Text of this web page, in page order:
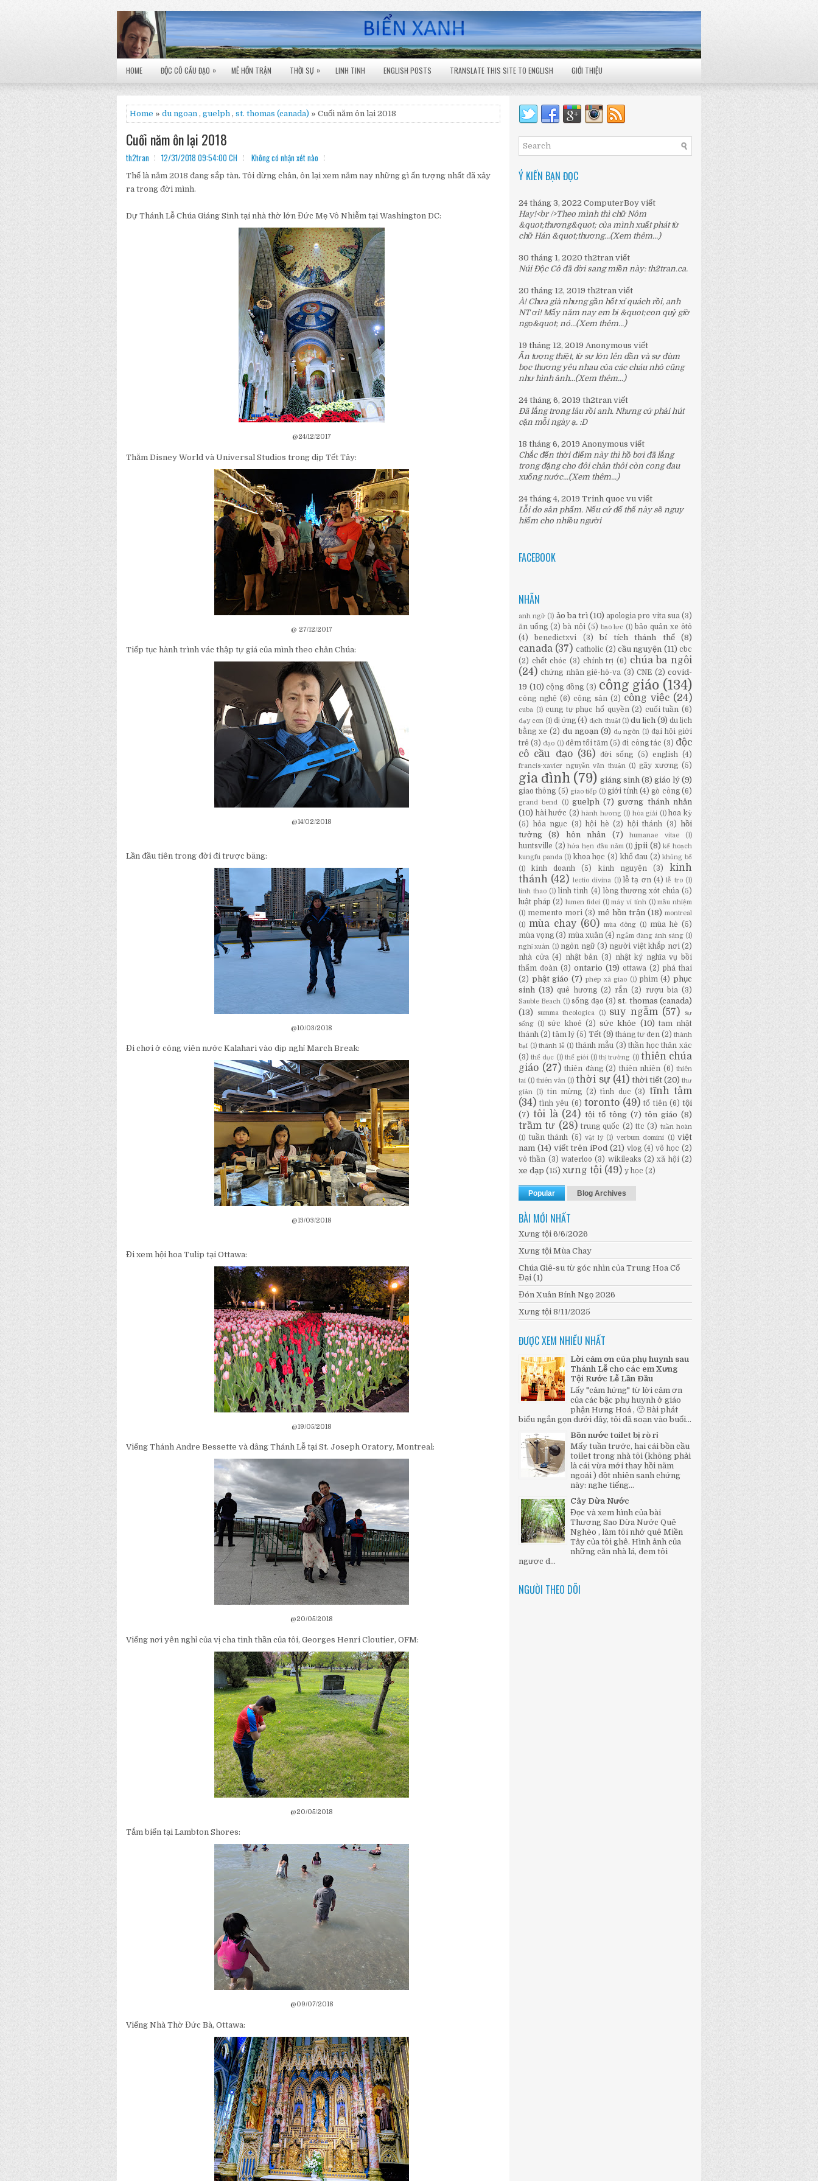
HOME ĐỘC CÔ CẦU ĐẠO » MÊ HỒN TRẬN THỜI SỰ » LINH TINH ENGLISH POSTS TRANSLATE THIS SITE TO ENGLISH GIỚI THIỆU
Home » du ngoạn , guelph , st. thomas (canada) » Cuối năm ôn lại 2018
Cuối năm ôn lại 2018
th2tran 12/31/2018 09:54:00 CH Không có nhận xét nào
Thế là năm 2018 đang sắp tàn. Tôi dừng chân, ôn lại xem năm nay những gì ấn tượng nhất đã xảy
ra trong đời mình.
Dự Thánh Lễ Chúa Giáng Sinh tại nhà thờ lớn Đức Mẹ Vô Nhiễm tại Washington DC:
@24/12/2017
Thăm Disney World và Universal Studios trong dịp Tết Tây:
@ 27/12/2017
Tiếp tục hành trình vác thập tự giá của mình theo chân Chúa:
@14/02/2018
Lần đầu tiên trong đời đi trược băng:
@10/03/2018
Đi chơi ở công viên nước Kalahari vào dịp nghỉ March Break:
@13/03/2018
Đi xem hội hoa Tulip tại Ottawa:
@19/05/2018
Viếng Thánh Andre Bessette và dâng Thánh Lễ tại St. Joseph Oratory, Montreal:
@20/05/2018
Viếng nơi yên nghỉ của vị cha tinh thần của tôi, Georges Henri Cloutier, OFM:
@20/05/2018
Tắm biển tại Lambton Shores:
@09/07/2018
Viếng Nhà Thờ Đức Bà, Ottawa:
Ý KIẾN BẠN ĐỌC
24 tháng 3, 2022 ComputerBoy viết
Hay!<br />Theo mình thì chữ Nôm
&quot;thương&quot; của mình xuất phát từ
chữ Hán &quot;thương...(Xem thêm...)
30 tháng 1, 2020 th2tran viết
Núi Độc Cô đã dời sang miền này: th2tran.ca.
20 tháng 12, 2019 th2tran viết
À! Chưa già nhưng gần hết xí quách rồi, anh
NT ơi! Mấy năm nay em bị &quot;con quỷ giờ
ngọ&quot; nó...(Xem thêm...)
19 tháng 12, 2019 Anonymous viết
Ấn tượng thiệt, từ sự lớn lên dần và sự đùm
bọc thương yêu nhau của các cháu nhỏ cũng
như hình ảnh...(Xem thêm...)
24 tháng 6, 2019 th2tran viết
Đã lắng trong lâu rồi anh. Nhưng cứ phải hút
cặn mỗi ngày ạ. :D
18 tháng 6, 2019 Anonymous viết
Chắc đến thời điểm này thì hồ bơi đã lắng
trong đặng cho đôi chân thôi còn cong đau
xuống nước...(Xem thêm...)
24 tháng 4, 2019 Trinh quoc vu viết
Lỗi do sản phẩm. Nếu cứ để thế này sẽ nguy
hiểm cho nhiều người
FACEBOOK
NHÃN
anh ngữ (1) ảo ba trì (10) apologia pro vita sua (3)
ăn uống (2) bà nội (5) bạo lực (1) bảo quản xe ôtô
(4)
benedictxvi (3) bí tích thánh thể (8)
canada (37) catholic (2) cầu nguyện (11) cbc
(2) chết chóc (3) chính trị (6) chúa ba ngôi
(24) chứng nhân giê-hô-va (3) CNE (2) covid-
19 (10) cộng đồng (3) công giáo (134)
công nghệ (6) cộng sản (2) công việc (24)
cuba (1) cung tự phục hổ quyền (2) cuối tuần (6)
dạy con (1) dị ứng (4) dịch thuật (1) du lịch (9) du lịch
bằng xe (2) du ngoạn (9) dụ ngôn (1) đại hội giới
trẻ (3) đạo (1) đêm tối tăm (5) đi công tác (3) độc
cô cầu đạo (36) đời sống (5) english (4)
francis-xavier nguyễn văn thuận (1) gãy xương (5)
gia đình (79) giáng sinh (8) giáo lý (9)
giao thông (5) giao tiếp (1) giới tính (4) gò công (6)
grand bend (1) guelph (7) gương thánh nhân
(10) hài hước (2) hành hương (1) hòa giải (1) hoa kỳ
(5) hỏa ngục (3) hội hè (2) hội thánh (3) hồi
tưởng
(8) hôn nhân (7) humanae vitae (1)
huntsville (2) hứa hẹn đầu năm (1) jpii (8) kế hoạch
kungfu panda (1) khoa học (3) khổ đau (2) khủng bố
(1)
kinh doanh (5) kinh nguyện (3)
kinh
thánh (42) lectio divina (1) lễ tạ ơn (4) lễ tro (1)
linh thao (1) linh tinh (4) lòng thương xót chúa (5)
luật pháp (2) lumen fidei (1) máy vi tính (1) mầu nhiệm
(1) memento mori (3) mê hồn trận (18) montreal
(1) mùa chay (60) mùa đông (1) mùa hè (5)
mùa vọng (3) mùa xuân (4) ngắm đàng ánh sáng (1)
nghỉ xuân (1) ngôn ngữ (3) người việt khắp nơi (2)
nhà cửa (4) nhật bản (3) nhật ký nghĩa vụ bồi
thẩm đoàn (3) ontario (19) ottawa (2) phá thai
(2) phật giáo (7) phép xã giao (1) phim (4) phục
sinh (13) quê hương (2) rắn (2) rượu bia (3)
Sauble Beach (1) sống đạo (3) st. thomas (canada)
(13)
summa theologica (1) suy ngẫm (57)
sự
sống
(1) sức khoẻ (2) sức khỏe (10) tam nhật
thánh (2) tâm lý (5) Tết (9) tháng tư đen (2) thành
bại (1) thánh lễ (1) thánh mẫu (3) thần học thân xác
(3) thể dục (1) thế giới (1) thị trường (1) thiên chúa
giáo (27) thiên đàng (2) thiên nhiên (6) thiên
tai (1) thiên văn (1) thời sự (41) thời tiết (20) thư
giản
(1) tin mừng (2) tình dục (3) tĩnh tâm
(34) tình yêu (6) toronto (49) tổ tiên (6) tội
(7) tôi là (24) tội tổ tông (7) tôn giáo (8)
trầm tư (28) trung quốc (2) ttc (3) tuần hoàn
(1) tuần thánh (5) vật lý (1) verbum domini (1) việt
nam (14) viết trên iPod (21) vlog (4) võ học (2)
vô thần (3) waterloo (3) wikileaks (2) xã hội (2)
xe đạp (15) xưng tội (49) y học (2)
Popular Blog Archives
BÀI MỚI NHẤT
Xưng tội 6/6/2026
Xưng tội Mùa Chay
Chúa Giê-su từ góc nhìn của Trung Hoa Cổ
Đại (1)
Đón Xuân Bính Ngọ 2026
Xưng tội 8/11/2025
ĐƯỢC XEM NHIỀU NHẤT
Lời cảm ơn của phụ huynh sau
Thánh Lễ cho các em Xưng
Tội Rước Lễ Lần Đầu
Lấy "cảm hứng" từ lời cảm ơn
của các bậc phụ huynh ở giáo
phận Hưng Hoá , 🙂 Bài phát
biểu ngắn gọn dưới đây, tôi đã soạn vào buổi...
Bồn nước toilet bị rò rỉ
Mấy tuần trước, hai cái bồn cầu
toilet trong nhà tôi (không phải
là cái vừa mới thay hồi năm
ngoái ) đột nhiên sanh chứng
này: nghe tiếng...
Cây Dừa Nước
Đọc và xem hình của bài
Thương Sao Dừa Nước Quê
Nghèo , làm tôi nhớ quê Miền
Tây của tôi ghê. Hình ảnh của
những căn nhà lá, đem tôi
ngược d...
NGƯỜI THEO DÕI